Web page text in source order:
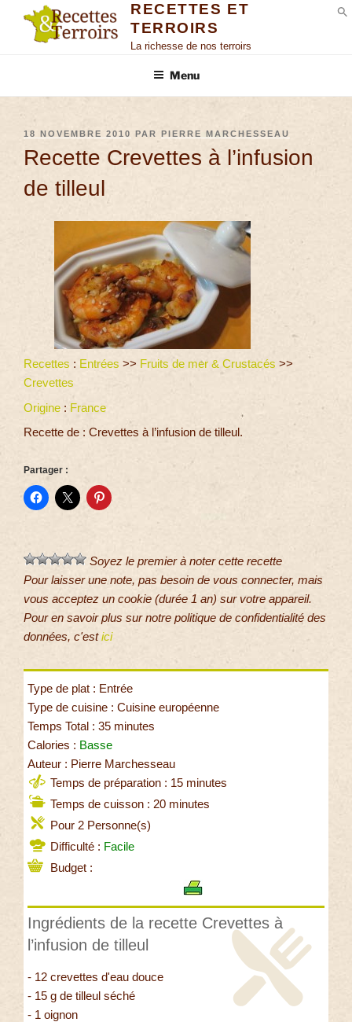
RECETTES ET
TERROIRS
La richesse de nos terroirs
Menu
18 NOVEMBRE 2010 PAR PIERRE MARCHESSEAU
Recette Crevettes à l’infusion
de tilleul
Recettes : Entrées >> Fruits de mer & Crustacés >>
Crevettes
Origine : France
Recette de : Crevettes à l’infusion de tilleul.
Partager :
Soyez le premier à noter cette recette
Pour laisser une note, pas besoin de vous connecter, mais
vous acceptez un cookie (durée 1 an) sur votre appareil.
Pour en savoir plus sur notre politique de confidentialité des
données, c'estici
Type de plat : Entrée
Type de cuisine : Cuisine européenne
Temps Total : 35 minutes
Calories : Basse
Auteur : Pierre Marchesseau
Temps de préparation : 15 minutes
Temps de cuisson : 20 minutes
Pour 2 Personne(s)
Difficulté : Facile
Budget :
Ingrédients de la recette Crevettes à
l’infusion de tilleul
- 12 crevettes d'eau douce
- 15 g de tilleul séché
- 1 oignon